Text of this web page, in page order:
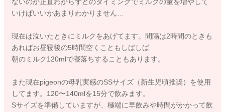
いけばいいかあまりわかりません…
現在は泣いたときにミルクをあげてます。間隔は2時間のときも
あればお昼寝後の5時間空くこともしばしば
朝のミルク120mlで寝落ちすることもあります。
また現在pigeonの母乳実感のSSサイズ（新生児頃推奨）を使用
してます。120〜140mlを15分で飲みます。
Sサイズを準備していますが、極端に早飲みや時間がかかって飲